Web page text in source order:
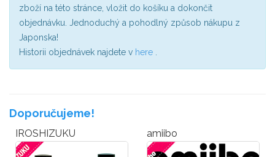
zboží na této stránce, vložit do košíku a dokončit
objednávku. Jednoduchý a pohodlný způsob nákupu z
Japonska!
Historii objednávek najdete v here
Doporučujeme!
IROSHIZUKU amiibo